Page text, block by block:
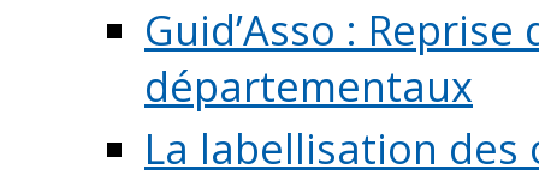
Guid’Asso :
départementaux
La labellisation